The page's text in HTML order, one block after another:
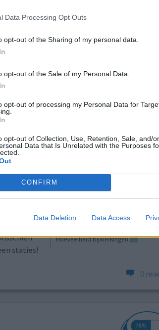
Data Processing Opt Outs
opt-out of the Sharing of my personal data.
opt-out of the Sale of my Personal Data.
opt-out of processing my Personal Data for
opt-out of Collection, Use, Retention, Sale, and/
Data that Is Unrelated with the Purposes
CONFIRM
Data Deletion Data Access
voor het verlagen van cholesterol niet.
nadelige effecten.
personal medicine test, kan een
zijn behandelaar de mogelijke
statine.
leeftijd algehele
4 5 6
Hoeveelheid bijwerkingen
staties!
0